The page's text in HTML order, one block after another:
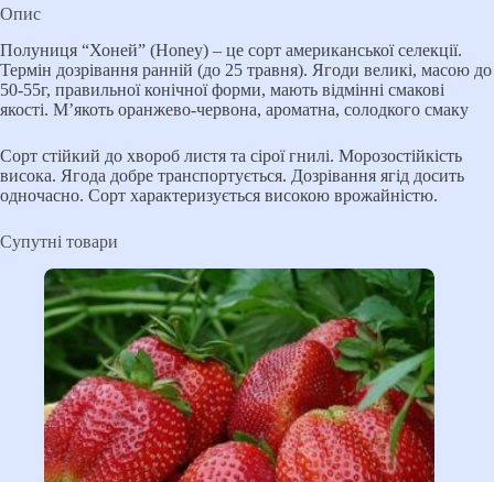
Опис
Полуниця “Хоней” (Honey) – це сорт американської селекції.
Термін дозрівання ранній (до 25 травня). Ягоди великі, масою до
50-55г, правильної конічної форми, мають відмінні смакові
якості. М’якоть оранжево-червона, ароматна, солодкого смаку
Сорт стійкий до хвороб листя та сірої гнилі. Морозостійкість
висока. Ягода добре транспортується. Дозрівання ягід досить
одночасно. Сорт характеризується високою врожайністю.
Супутні товари